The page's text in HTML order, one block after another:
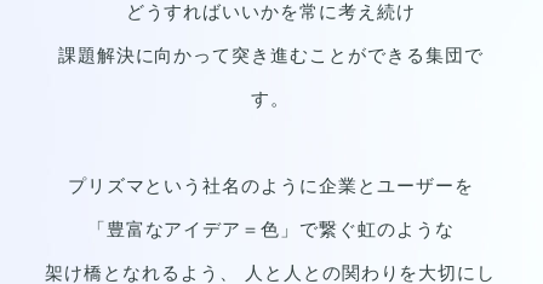
どうすればいいかを常に考え続け
課題解決に向かって突き進むことができる集団で
す。
プリズマという社名のように企業とユーザーを
「豊富なアイデア＝色」で繋ぐ虹のような
架け橋となれるよう、 人と人との関わりを大切にし